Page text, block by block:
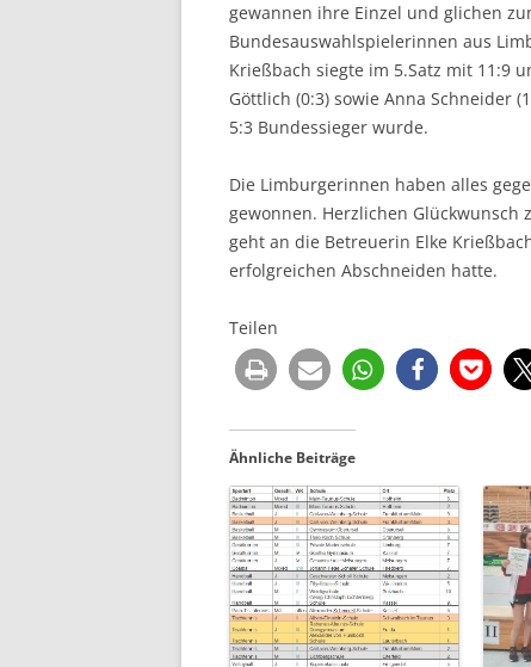
gewannen ihre Einzel und glichen
Bundesauswahlspielerinnen aus
Krießbach siegte im 5.Satz mit 11:9
Göttlich (0:3) sowie Anna Schneider
5:3 Bundessieger wurde.
Die Limburgerinnen haben alles
gewonnen. Herzlichen Glückwunsch
geht an die Betreuerin Elke
erfolgreichen Abschneiden hatte.
Teilen
Ähnliche Beiträge